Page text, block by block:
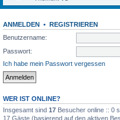
ANMELDEN • REGISTRIEREN
Benutzername:
Passwort:
Ich habe mein Passwort vergessen
WER IST ONLINE?
Insgesamt sind 17 Besucher online :: 0
17 Gäste (basierend auf den aktiven